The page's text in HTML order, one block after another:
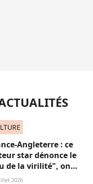
Angleterre : ce
star dénonce le
de la virilité", on
ses mots pas très
2026